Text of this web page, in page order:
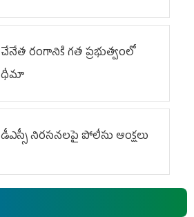
చేనేత రంగానికి గత ప్రభుత్వంలో
ధీమా
డీఎస్సీ నిరసనలపై పోలీసు ఆంక్షలు